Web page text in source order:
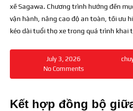
xế Sagawa. Chương trình hướng đến
vận hành, nâng cao độ an toàn, tối ưu
kéo dài tuổi thọ xe trong quá trình khai
July 3, 2026
No Comments
Kết hợp đồng bộ